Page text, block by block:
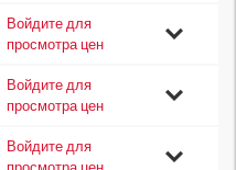
Войдите для
просмотра цен
Войдите для
просмотра цен
Войдите для